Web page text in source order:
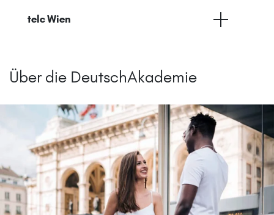
telc Wien
Über die DeutschAkademie